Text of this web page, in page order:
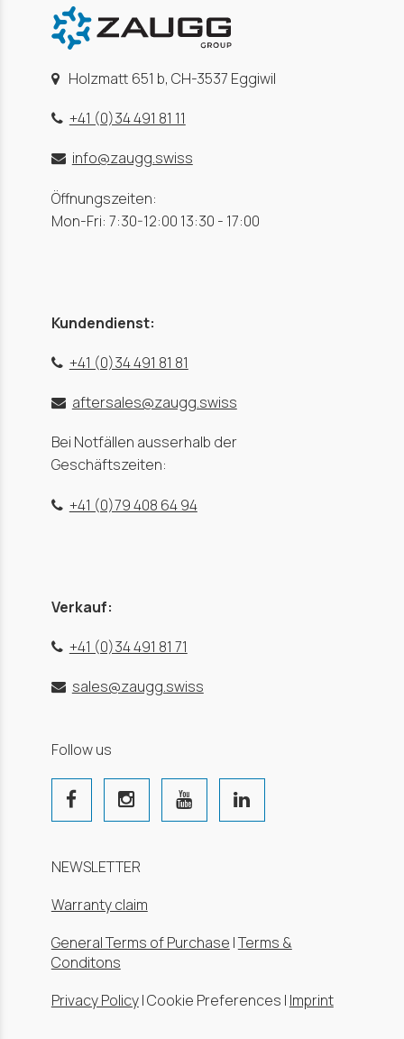
Holzmatt 651 b, CH-3537 Eggiwil
+41 (0)34 491 81 11
info@zaugg.swiss
Öffnungszeiten:
Mon-Fri: 7:30-12:00 13:30 - 17:00
Kundendienst:
+41 (0)34 491 81 81
aftersales@zaugg.swiss
Bei Notfällen ausserhalb der
Geschäftszeiten:
+41 (0)79 408 64 94
Verkauf:
+41 (0)34 491 81 71
sales@zaugg.swiss
Follow us
NEWSLETTER
Warranty claim
General Terms of Purchase |Terms &
Conditons
Privacy Policy|Cookie Preferences | Imprint